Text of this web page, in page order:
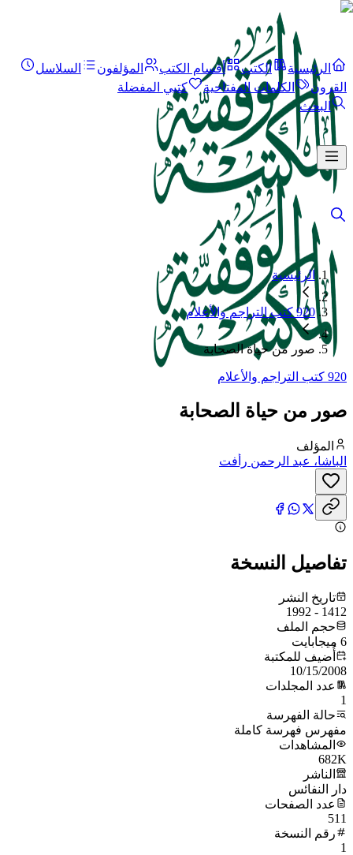
الرئيسية الكتب أقسام الكتب المؤلفون
السلاسل
القرون
الكلمات المفتاحية
كتبي المفضلة
البحث
الرئيسية
920 كتب التراجم والأعلام
صور من حياة الصحابة
920 كتب التراجم والأعلام
صور من حياة الصحابة
المؤلف
الباشا، عبد الرحمن رأفت
تفاصيل النسخة
تاريخ النشر
1412 - 1992
حجم الملف
6 ميجابايت
أُضيف للمكتبة
10/15/2008
عدد المجلدات
1
حالة الفهرسة
مفهرس فهرسة كاملة
المشاهدات
682K
الناشر
دار النفائس
عدد الصفحات
511
رقم النسخة
1